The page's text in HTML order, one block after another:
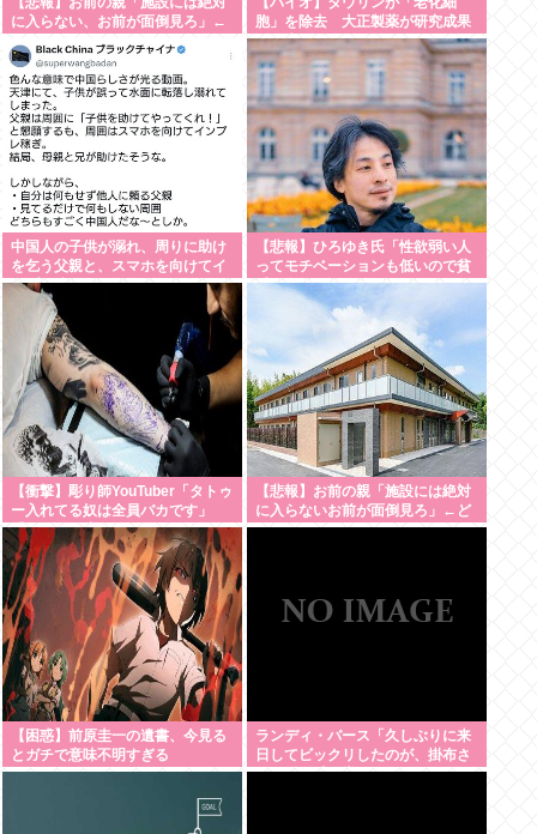
に入らない、お前が面倒見ろ」←
胞」を除去 大正製薬が研究成果
を発表
中国人の子供が溺れ、周りに助け
を乞う父親と、スマホを向けてイ
ンプレ稼ぎの見物人 [8/8]
【悲報】ひろゆき氏「性欲弱い人
ってモチベーションも低いので貧
乏人多い」
【衝撃】彫り師YouTuber「タトゥ
ー入れてる奴は全員バカです」
「すごい民度低い」
【悲報】お前の親「施設には絶対
に入らないお前が面倒見ろ」←ど
うすんの？
【困惑】前原圭一の遺書、今見る
とガチで意味不明すぎる
ランディ・バース「久しぶりに来
日してビックリしたのが、掛布さ
んの髪の毛が増えていた。岡田さ